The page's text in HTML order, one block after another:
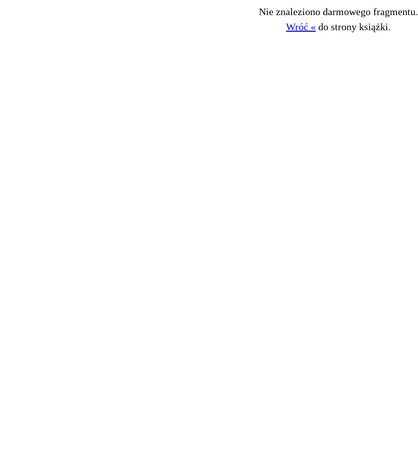
Nie znaleziono darmowego fragmentu.
Wróć « do strony książki.